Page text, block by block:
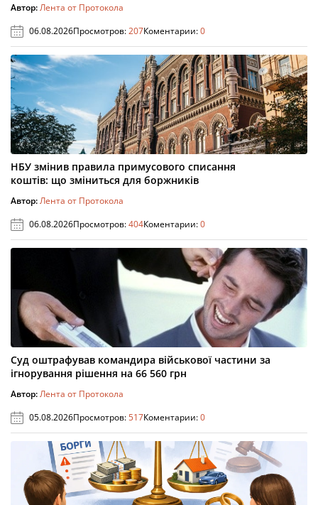
Автор:Лента от Протокола
06.08.2026Просмотров:207Коментарии:0
НБУ змінив правила примусового списання
коштів: що зміниться для боржників
Автор:Лента от Протокола
06.08.2026Просмотров:404Коментарии:0
Суд оштрафував командира військової частини за
ігнорування рішення на 66 560 грн
Автор:Лента от Протокола
05.08.2026Просмотров:517Коментарии:0